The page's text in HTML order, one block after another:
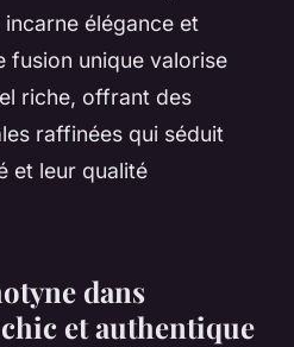
élégance et
fusion unique valorise
riche, offrant des
raffinées qui séduit
et leur qualité
dans
et authentique